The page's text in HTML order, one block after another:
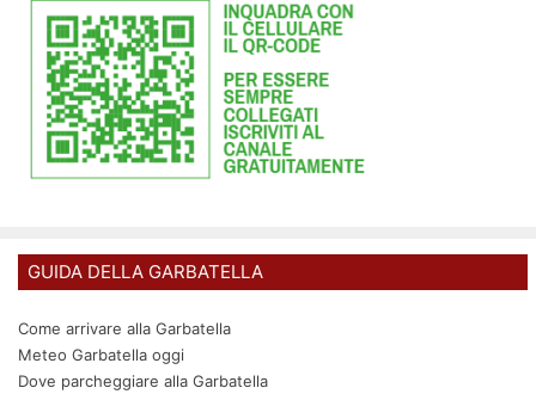
GUIDA DELLA GARBATELLA
Come arrivare alla Garbatella
Meteo Garbatella oggi
Dove parcheggiare alla Garbatella